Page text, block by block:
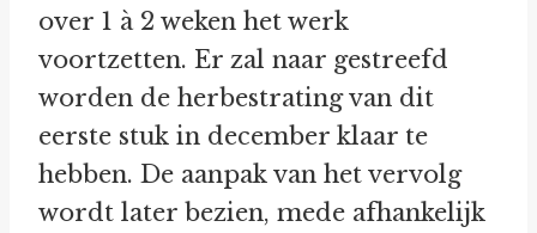
over 1 à 2 weken het werk
voortzetten. Er zal naar gestreefd
worden de herbestrating van dit
eerste stuk in december klaar te
hebben. De aanpak van het vervolg
wordt later bezien, mede afhankelijk